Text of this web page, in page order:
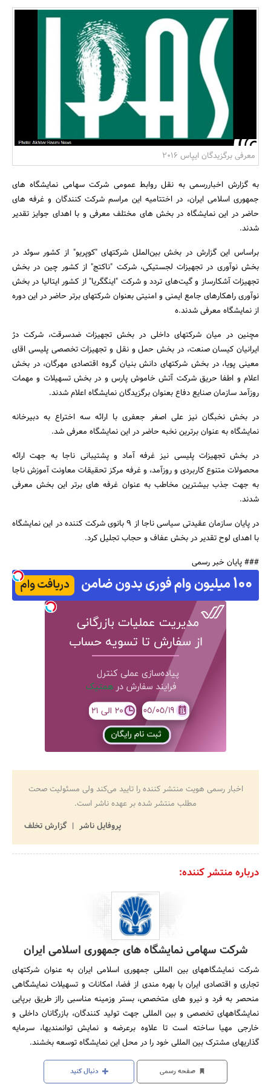
بانک، بیمه و سرمایه
مسکن و ساختمان
جستجو
معرفی برگزیدگان ایپاس 2016
به گزارش اخباررسمی به نقل روابط عمومی شرکت سهامی نمایشگاه های
جمهوری اسلامی ایران، در اختتامیه این مراسم شرکت کنندگان و غرفه های
حاضر در این نمایشگاه در بخش های مختلف معرفی و با اهدای جوایز تقدیر
شدند.
براساس این گزارش در بخش بین‌الملل شرکتهای "کوپریو" از کشور سوئد در
بخش نوآوری در تجهیزات لجستیکی، شرکت "ناکتج" از کشور چین در بخش
تجهیزات آشکارساز و گیت‌های تردد و شرکت "اینگگریا" از کشور ایتالیا در بخش
نوآوری راهکارهای جامع ایمنی و امنیتی بعنوان شرکتهای برتر حاضر در این دوره
از نمایشگاه معرفی شدند.ه
مچنین در میان شرکتهای داخلی در بخش تجهیزات ضدسرقت، شرکت دژ
ایرانیان کیسان صنعت، در بخش حمل و نقل و تجهیزات تخصصی پلیسی اقای
معینی پویا، در بخش شرکتهای دانش بنیان گروه اقتصادی مهرگان، در بخش
اعلام و اطفا حریق شرکت آتش خاموش پارس و در بخش تسهیلات و مهمات
روزآمد سازمان صنایع دفاع بعنوان برگزیدگان نمایشگاه اعلام شدند.
در بخش نخبگان نیز علی اصغر جعفری با ارائه سه اختراع به دبیرخانه
نمایشگاه به عنوان برترین نخبه حاضر در این نمایشگاه معرفی شد.
در بخش تجهیزات پلیسی نیز غرفه آماد و پشتیبانی ناجا به جهت ارائه
محصولات متنوع کاربردی و روزآمد، و غرفه مرکز تحقیقات معاونت آموزش ناجا
به جهت جذب بیشترین مخاطب به عنوان غرفه های برتر این بخش معرفی
شدند.
در پایان سازمان عقیدتی سیاسی ناجا از 9 بانوی شرکت کننده در این نمایشگاه
با اهدای لوح تقدیر در بخش عفاف و حجاب تجلیل کرد.
### پایان خبر رسمی
اخبار رسمی هویت منتشر کننده را تایید می‌کند ولی مسئولیت صحت
مطلب منتشر شده بر عهده ناشر است.
پروفایل ناشر
گزارش تخلف
درباره منتشر کننده:
شرکت سهامی نمایشگاه های جمهوری اسلامی ایران
شرکت نمایشگاههای بین المللی جمهوری اسلامی ایران به عنوان شرکتهای
تجاری و اقتصادی ایران با بهره مندی از فضا، امکانات و تسهیلات نمایشگاهی
منحصر به فرد و نیرو های متخصص، بستر وزمینه مناسبی رااز طریق برپایی
نمایشگاههای تخصصی و بین المللی جهت تولید کنندگان، بازرگانان داخلی و
خارجی مهیا ساخته است تا علاوه برعرضه و نمایش توانمندیها، سرمایه
گذاریهای مشترک بین المللی خود را در محل این نمایشگاه توسعه بخشند.
صفحه رسمی دنبال کنید